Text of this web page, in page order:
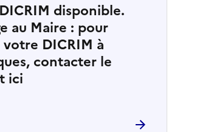
disponible.
au Maire : pour
DICRIM à
contacter le
ici